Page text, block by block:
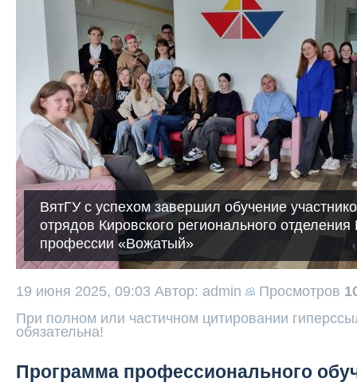
ВятГУ с успехом завершил обучение
отрядов Кировского регионального
профессии «Вожатый»
19 июня 2025, 09:03 Автор: admin Просмотров
При полном или частичном цитировании
обязательна!
Программа профессионального